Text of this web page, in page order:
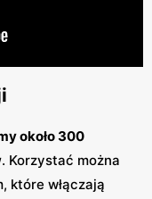
około 300
. Korzystać można
które włączają